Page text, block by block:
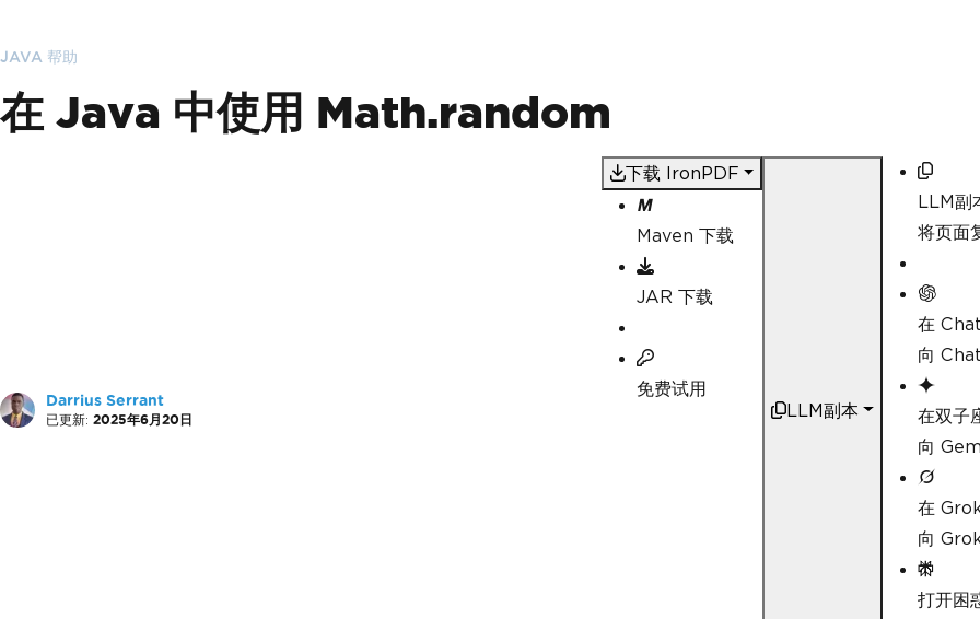
JAVA 帮助
在 Java 中使用 Math.random
Darrius Serrant
已更新: 2025年6月20日
下载 IronPDF
Maven 下载
JAR 下载
免费试用
LLM副本
LLM副
将页面
在
向
在双子
向
在
向
打开困